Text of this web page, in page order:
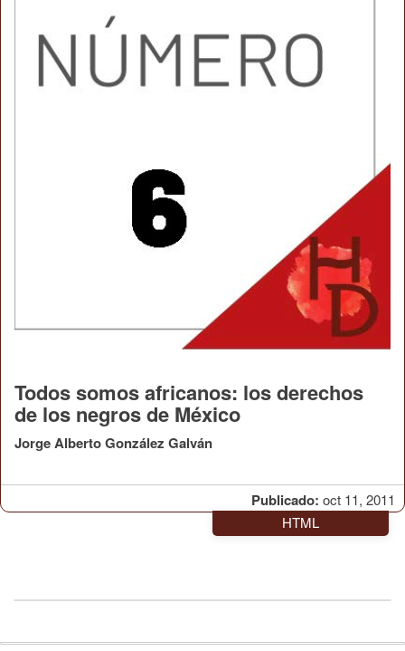
Publicado: oct 11, 2011
Todos somos africanos: los derechos
de los negros de México
Jorge Alberto González Galván
HTML